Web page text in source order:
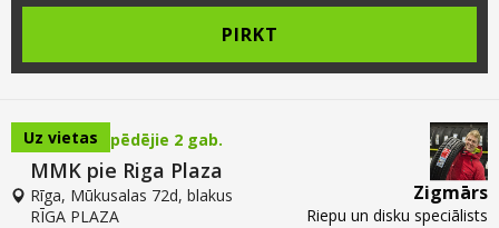
PIRKT
Uz vietas pēdējie 2 gab.
MMK pie Riga Plaza
Rīga, Mūkusalas 72d, blakus
RĪGA PLAZA
Zigmārs
Riepu un disku speciālists